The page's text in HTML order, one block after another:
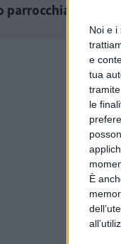
Noi e i
e
tua
le
È
parrocchiale e